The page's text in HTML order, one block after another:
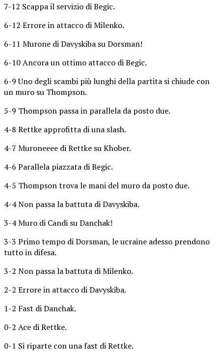
7-12 Scappa il servizio di Begic.
6-12 Errore in attacco di Milenko.
6-11 Murone di Davyskiba su Dorsman!
6-10 Ancora un ottimo attacco di Begic.
6-9 Uno degli scambi più lunghi della partita si chiude con
un muro su Thompson.
5-9 Thompson passa in parallela da posto due.
4-8 Rettke approfitta di una slash.
4-7 Muroneeee di Rettke su Khober.
4-6 Parallela piazzata di Begic.
4-5 Thompson trova le mani del muro da posto due.
4-4 Non passa la battuta di Davyskiba.
3-4 Muro di Candi su Danchak!
3-3 Primo tempo di Dorsman, le ucraine adesso prendono
tutto in difesa.
3-2 Non passa la battuta di Milenko.
2-2 Errore in attacco di Davyskiba.
1-2 Fast di Danchak.
0-2 Ace di Rettke.
0-1 Si riparte con una fast di Rettke.